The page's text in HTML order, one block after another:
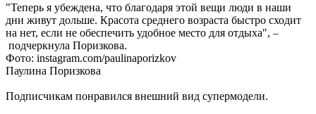
"Теперь я убеждена, что благодаря этой вещи люди в наши
дни живут дольше. Красота среднего возраста быстро сходит
на нет, если не обеспечить удобное место для отдыха", –
подчеркнула Поризкова.
Фото: instagram.com/paulinaporizkov
Паулина Поризкова
Подписчикам понравился внешний вид супермодели.